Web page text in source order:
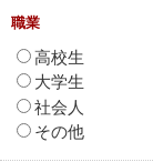
職業
高校生
大学生
社会人
その他